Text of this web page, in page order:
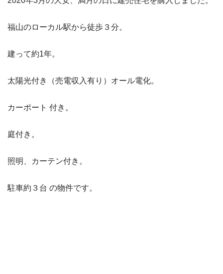
福山のローカル駅から徒歩３分。
建って約1年。
太陽光付き（売電収入有り）オール電化。
カーポート 付き。
庭付き。
照明、カーテン付き。
駐車約３台 の物件です。